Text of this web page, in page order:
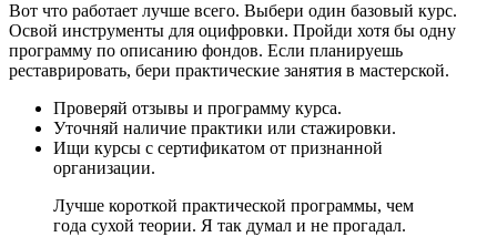
Вот что работает лучше всего. Выбери один базовый курс.
Освой инструменты для оцифровки. Пройди хотя бы одну
программу по описанию фондов. Если планируешь
реставрировать, бери практические занятия в мастерской.
Проверяй отзывы и программу курса.
Уточняй наличие практики или стажировки.
Ищи курсы с сертификатом от признанной
организации.
Лучше короткой практической программы, чем
года сухой теории. Я так думал и не прогадал.